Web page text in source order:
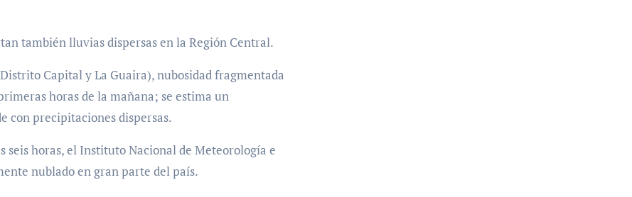
también lluvias dispersas en la Región Central.
Capital y La Guaira), nubosidad fragmentada
horas de la mañana; se estima un
con precipitaciones dispersas.
seis horas, el Instituto Nacional de Meteorología e
nublado en gran parte del país.